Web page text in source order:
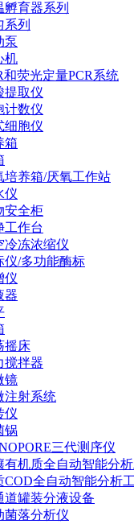
孵育器系列
系列
泵
机
和荧光定量PCR系统
提取仪
计数仪
细胞仪
箱
培养箱/厌氧工作站
仪
安全柜
工作台
冷冻浓缩仪
仪/多功能酶标
仪
器
摇床
搅拌器
镜
注射系统
仪
锅
三代测序仪
有机质全自动智能分
COD全自动智能分析
道罐装分液设备
菌落分析仪